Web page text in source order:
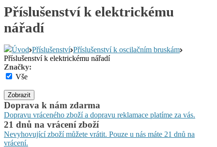
Příslušenství k elektrickému
nářadí
Úvod Příslušenství Příslušenství k oscilačním bruskám
Příslušenství k elektrickému nářadí
Značky:
Vše
Zobrazit
Doprava k nám zdarma
Dopravu vráceného zboží a dopravu reklamace platíme za vás.
21 dnů na vrácení zboží
Nevyhovující zboží můžete vrátit. Pouze u nás máte 21 dnů na
vrácení.